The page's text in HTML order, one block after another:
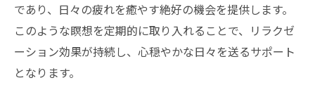
であり、日々の疲れを癒やす絶好の機会を提供します。
このような瞑想を定期的に取り入れることで、リラクゼ
ーション効果が持続し、心穏やかな日々を送るサポート
となります。